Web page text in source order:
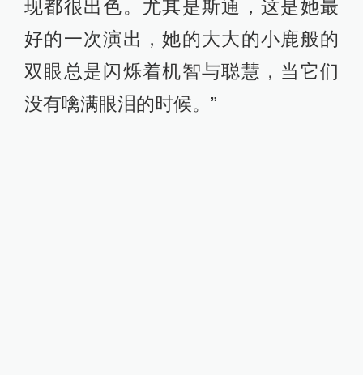
幕式红毯。 新华社 图
《好莱坞记者》的Todd McCarthy写
到：“许多歌舞场景都拍摄于‘魔幻时